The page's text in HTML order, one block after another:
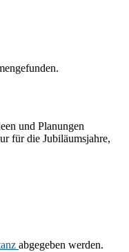
und Planungen
für die Jubiläumsjahre,
abgegeben werden.